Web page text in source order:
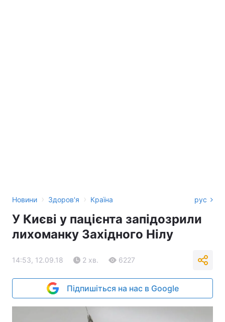
Новини › Здоров'я › Країна рус
У Києві у пацієнта запідозрили
лихоманку Західного Нілу
14:53, 12.09.18 2 хв. 6227
Підпишіться на нас в Google